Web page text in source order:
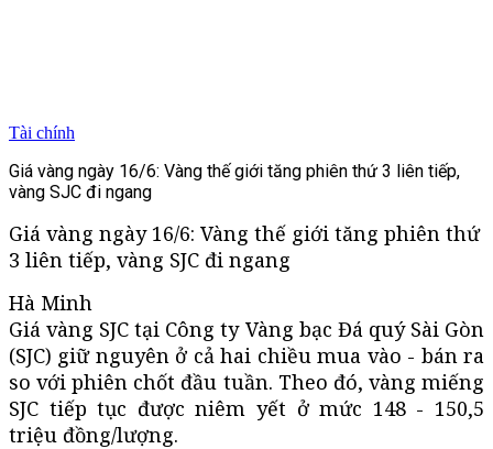
Tài chính
Giá vàng ngày 16/6: Vàng thế giới tăng phiên thứ 3 liên tiếp,
vàng SJC đi ngang
Giá vàng ngày 16/6: Vàng thế giới tăng phiên thứ
3 liên tiếp, vàng SJC đi ngang
Hà Minh
Giá vàng SJC tại Công ty Vàng bạc Đá quý Sài Gòn
(SJC) giữ nguyên ở cả hai chiều mua vào - bán ra
so với phiên chốt đầu tuần. Theo đó, vàng miếng
SJC tiếp tục được niêm yết ở mức 148 - 150,5
triệu đồng/lượng.